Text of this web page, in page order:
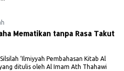
Mematikan tanpa Rasa Takut
‘Ilmiyyah Pembahasan Kitab Al
ditulis oleh Al Imam Ath Thahawi